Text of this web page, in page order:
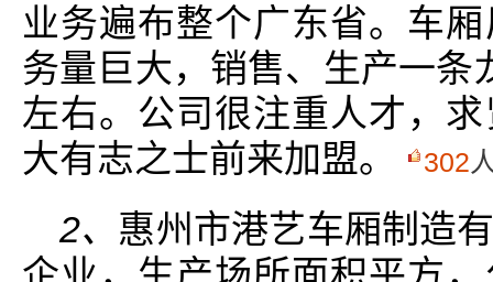
业务遍布整个广东省。车
务量巨大，销售、生产一条
左右。公司很注重人才，
大有志之士前来加盟。
302
2、 惠州市港艺车厢制造